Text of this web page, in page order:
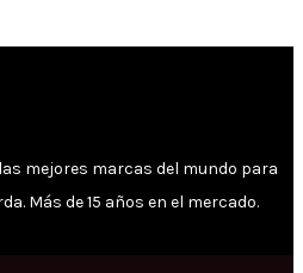
mejores marcas del mundo para
Más de 15 años en el mercado.